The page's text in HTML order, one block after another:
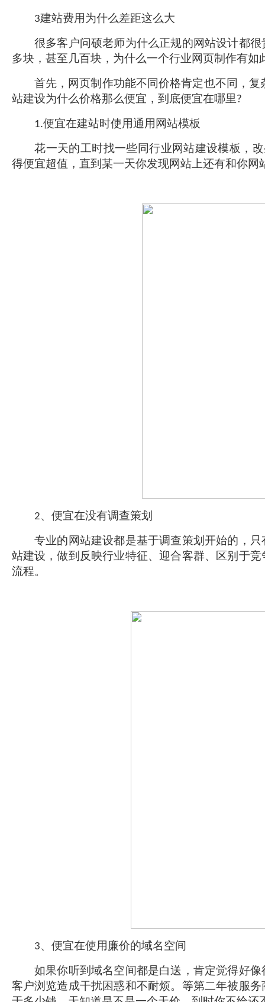
3建站费用为什么差距这么大
很多客户问硕老师为什么正规的网站设计都很
多块，甚至几百块，为什么一个行业网页制作有
首先，网页制作功能不同价格肯定也不同，复
站建设为什么价格那么便宜，到底便宜在哪里?
1.便宜在建站时使用通用网站模板
花一天的工时找一些同行业网站建设模板，改
得便宜超值，直到某一天你发现网站上还有和你
2、便宜在没有调查策划
专业的网站建设都是基于调查策划开始的，只
站建设，做到反映行业特征、迎合客群、区别于
流程。
3、便宜在使用廉价的域名空间
如果你听到域名空间都是白送，肯定觉得好像
客户浏览造成干扰困惑和不耐烦。等第二年被服